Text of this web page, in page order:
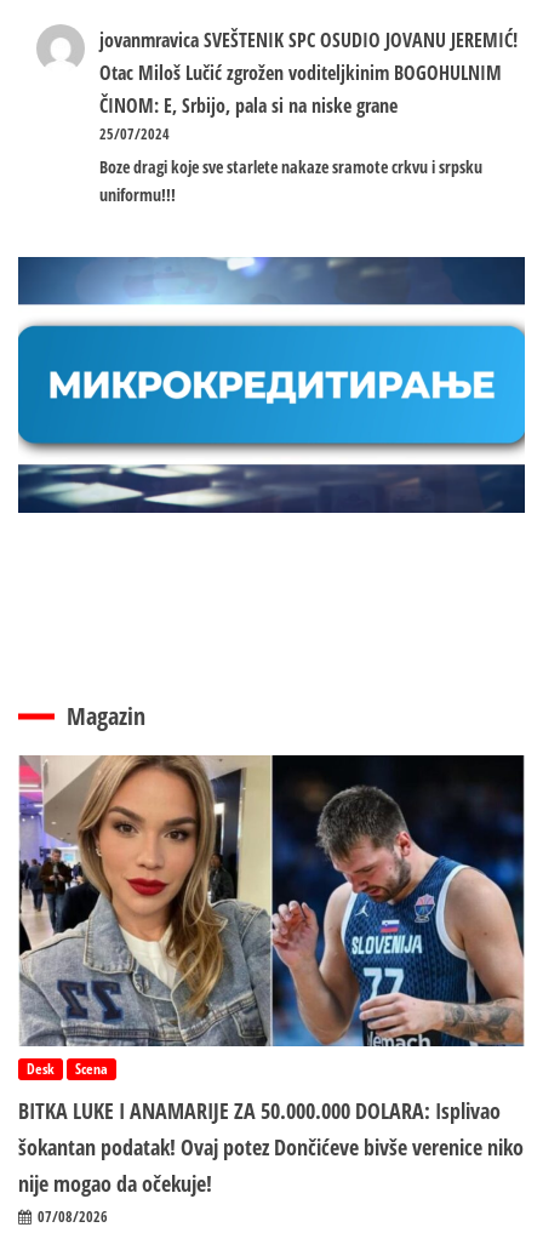
jovanmravicaSVEŠTENIK SPC OSUDIO JOVANU JEREMIĆ!
Otac Miloš Lučić zgrožen voditeljkinim BOGOHULNIM
ČINOM: E, Srbijo, pala si na niske grane
25/07/2024
Boze dragi koje sve starlete nakaze sramote crkvu i srpsku
uniformu!!!
Magazin
Desk Scena
BITKA LUKE I ANAMARIJE ZA 50.000.000 DOLARA: Isplivao
šokantan podatak! Ovaj potez Dončićeve bivše verenice niko
nije mogao da očekuje!
07/08/2026